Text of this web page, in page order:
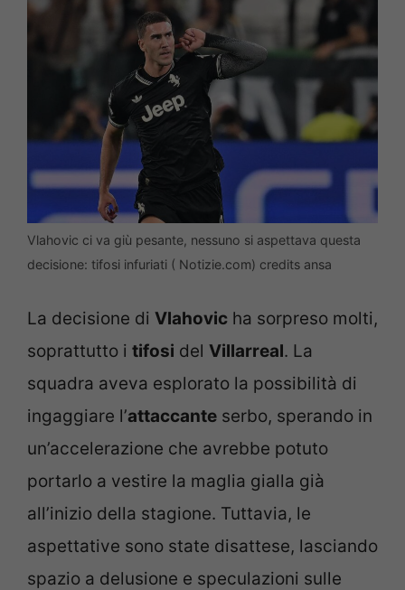
Vlahovic ci va giù pesante, nessuno si aspettava questa
decisione: tifosi infuriati ( Notizie.com) credits ansa
La decisione di Vlahovic ha sorpreso molti,
soprattutto i tifosi del Villarreal. La
squadra aveva esplorato la possibilità di
ingaggiare l’attaccante serbo, sperando in
un’accelerazione che avrebbe potuto
portarlo a vestire la maglia gialla già
all’inizio della stagione. Tuttavia, le
aspettative sono state disattese, lasciando
spazio a delusione e speculazioni sulle